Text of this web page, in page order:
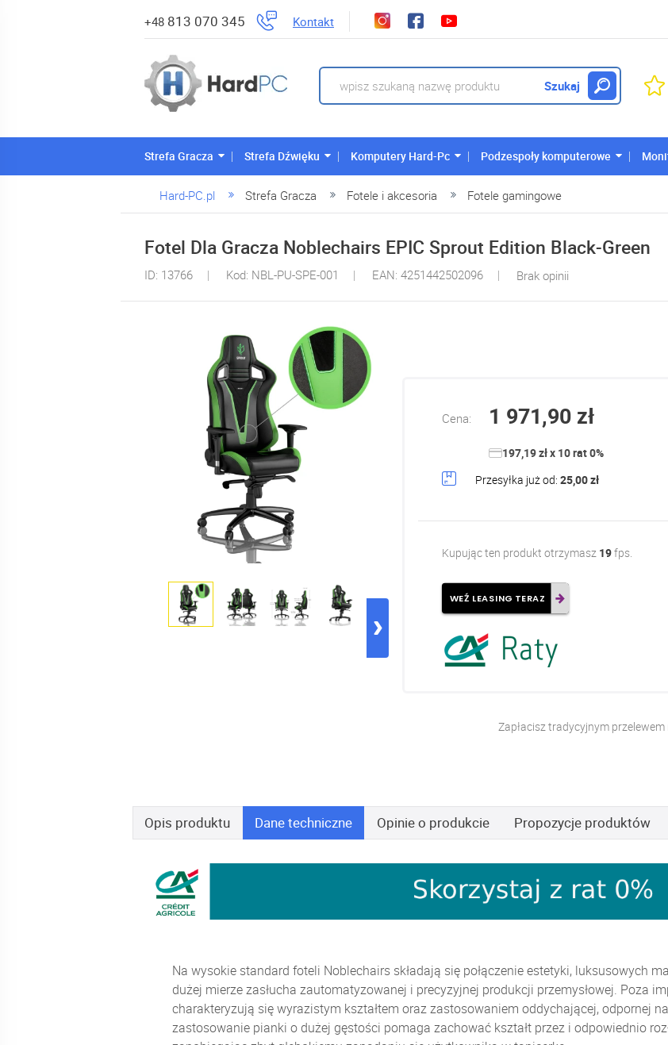
+48 813 070 345 Kontakt
Strefa Gracza Strefa Dźwięku Komputery Hard-Pc Podzespoły komputerowe
Szukaj
Hard-PC.pl Strefa Gracza Fotele i akcesoria Fotele gamingowe
Fotel Dla Gracza Noblechairs EPIC Sprout Edition Black-Green
ID: 13766 Kod: NBL-PU-SPE-001 EAN: 4251442502096 Brak opinii
Cena: 1 971,90 zł
197,19 zł x 10 rat 0%
Przesyłka już od: 25,00 zł
Kupując ten produkt otrzymasz 19fps.
WEŹ LEASING TERAZ
Zapłacisz tradycyjnym
Opis produktu Danetechniczne Opinieo produkcie Propozycje produktów
Na wysokie standard foteli Noblechairs składają się połączenie estetyki, luksusowych
dużej mierze zasłucha zautomatyzowanej i precyzyjnej produkcji przemysłowej. Poza
charakteryzują się wyrazistym kształtem oraz zastosowaniem oddychającej, odpornej
zastosowanie pianki o dużej gęstości pomaga zachować kształt przez i odpowiednio